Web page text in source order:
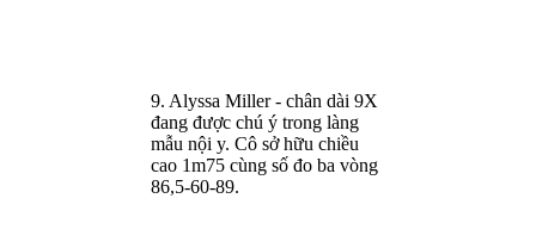
9. Alyssa Miller - chân dài 9X
đang được chú ý trong làng
mẫu nội y. Cô sở hữu chiều
cao 1m75 cùng số đo ba vòng
86,5-60-89.